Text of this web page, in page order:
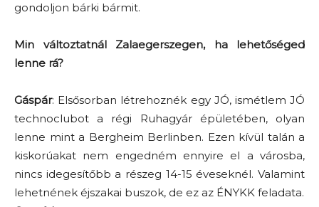
gondoljon bárki bármit.
Min változtatnál Zalaegerszegen, ha lehetőséged
lenne rá?
Gáspár: Elsősorban létrehoznék egy JÓ, ismétlem JÓ
technoclubot a régi Ruhagyár épületében, olyan
lenne mint a Bergheim Berlinben. Ezen kívül talán a
kiskorúakat nem engedném ennyire el a városba,
nincs idegesítőbb a részeg 14-15 éveseknél. Valamint
lehetnének éjszakai buszok, de ez az ÉNYKK feladata.